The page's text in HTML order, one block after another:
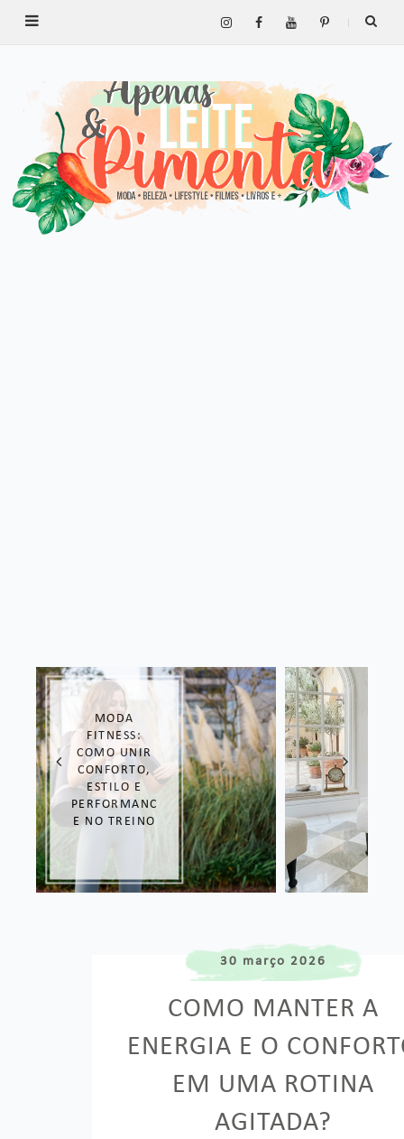
LOOK DE
DORAMA:
COPIE O
ESTILO DAS
COREANAS!
30 março 2026
COMO MANTER A
ENERGIA E O
EM UMA ROTINA
AGITADA?